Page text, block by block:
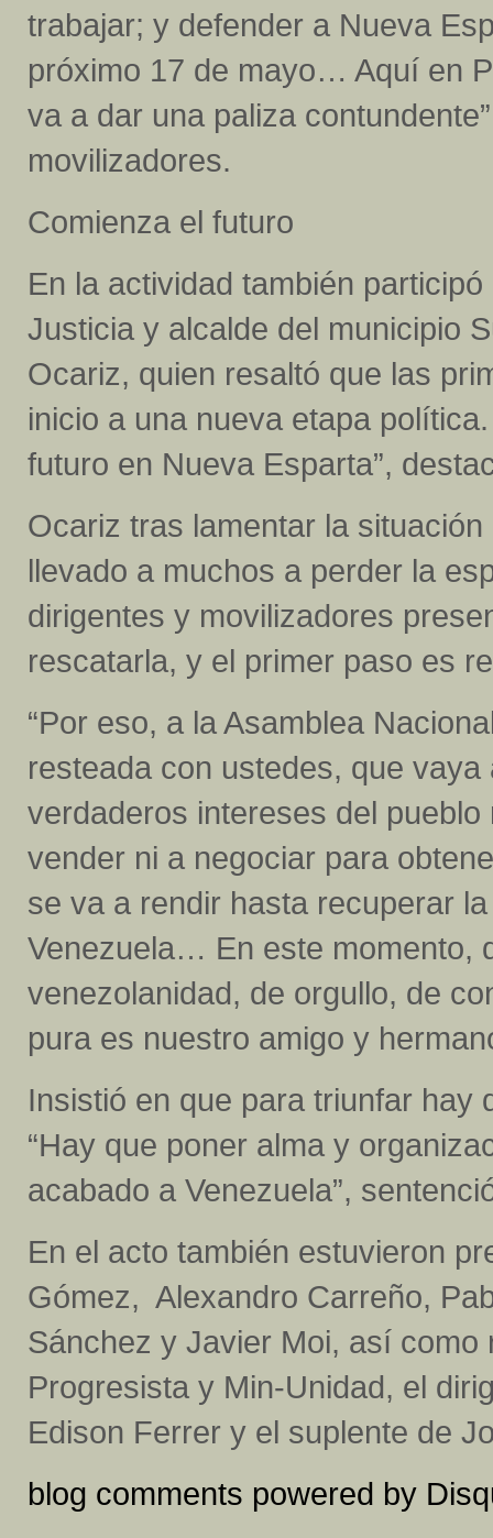
trabajar; y defender a Nueva
próximo 17 de mayo… Aquí en
va a dar una paliza
movilizadores.
Comienza el futuro
En la actividad también
Justicia y alcalde del municipio
Ocariz, quien resaltó que las
inicio a una nueva etapa
futuro en Nueva Esparta”,
Ocariz tras lamentar la
llevado a muchos a perder la
dirigentes y movilizadores
rescatarla, y el primer paso es
“Por eso, a la Asamblea
resteada con ustedes, que
verdaderos intereses del
vender ni a negociar para
se va a rendir hasta recuperar
Venezuela… En este momento,
venezolanidad, de orgullo, de
pura es nuestro amigo y
Insistió en que para triunfar hay
“Hay que poner alma y
acabado a Venezuela”,
En el acto también estuvieron
Gómez, Alexandro Carreño,
Sánchez y Javier Moi, así
Progresista y Min-Unidad, el
Edison Ferrer y el suplente de
blog comments powered by